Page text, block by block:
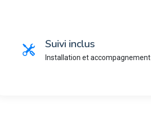
Suivi inclus
Installation et accompagnement